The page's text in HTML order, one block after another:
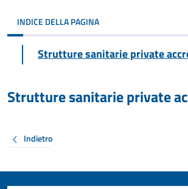
INDICE DELLA PAGINA
Strutture sanitarie private
Strutture sanitarie private
Indietro